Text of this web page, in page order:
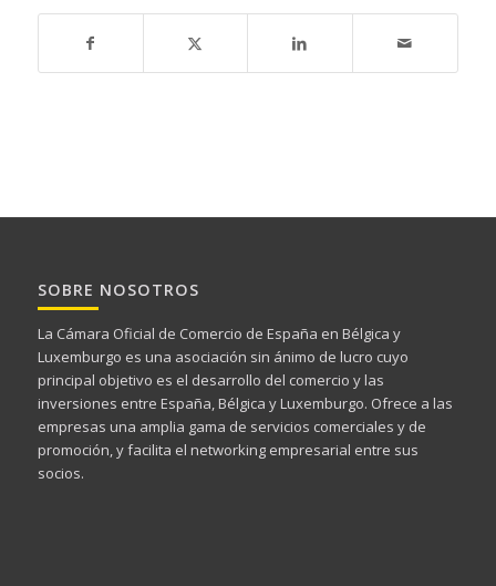
SOBRE NOSOTROS
La Cámara Oficial de Comercio de España en Bélgica y
Luxemburgo es una asociación sin ánimo de lucro cuyo
principal objetivo es el desarrollo del comercio y las
inversiones entre España, Bélgica y Luxemburgo. Ofrece a las
empresas una amplia gama de servicios comerciales y de
promoción, y facilita el networking empresarial entre sus
socios.